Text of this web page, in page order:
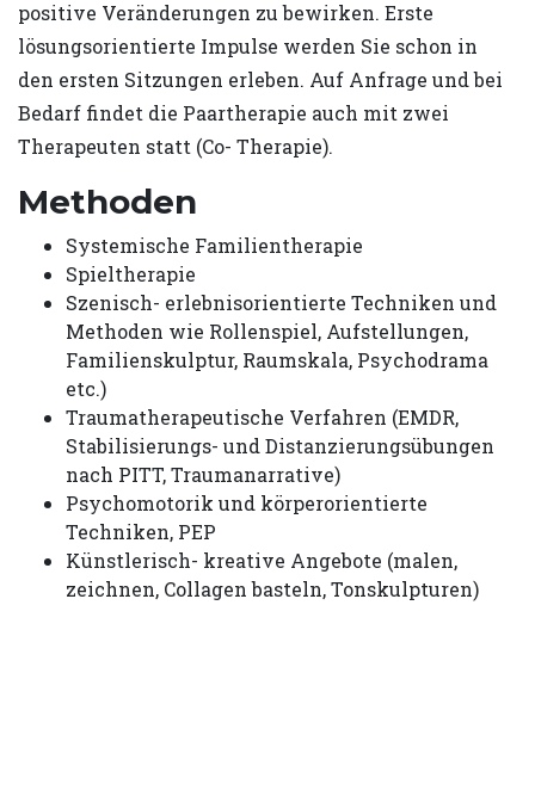
positive Veränderungen zu bewirken. Erste
lösungsorientierte Impulse werden Sie schon in
den ersten Sitzungen erleben. Auf Anfrage und bei
Bedarf findet die Paartherapie auch mit zwei
Therapeuten statt (Co- Therapie).
Methoden
Systemische Familientherapie
Spieltherapie
Szenisch- erlebnisorientierte Techniken und
Methoden wie Rollenspiel, Aufstellungen,
Familienskulptur, Raumskala, Psychodrama
etc.)
Traumatherapeutische Verfahren (EMDR,
Stabilisierungs- und Distanzierungsübungen
nach PITT, Traumanarrative)
Psychomotorik und körperorientierte
Techniken, PEP
Künstlerisch- kreative Angebote (malen,
zeichnen, Collagen basteln, Tonskulpturen)